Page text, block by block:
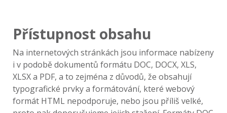
Přístupnost obsahu
Na internetových stránkách jsou informace nabízeny
i v podobě dokumentů formátu DOC, DOCX, XLS,
XLSX a PDF, a to zejména z důvodů, že obsahují
typografické prvky a formátování, které webový
formát HTML nepodporuje, nebo jsou příliš velké,